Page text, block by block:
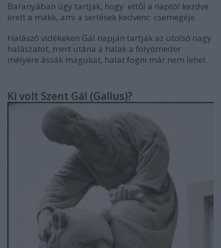
Baranyában úgy tartják, hogy ettől a naptól kezdve
érett a makk, ami a sertések kedvenc csemegéje.
Halászó vidékeken Gál napján tartják az utolsó nagy
halászatot, mert utána a halak a folyómeder
mélyére ássák magukat, halat fogni már nem lehet.
Ki volt Szent Gál (Gallus)?